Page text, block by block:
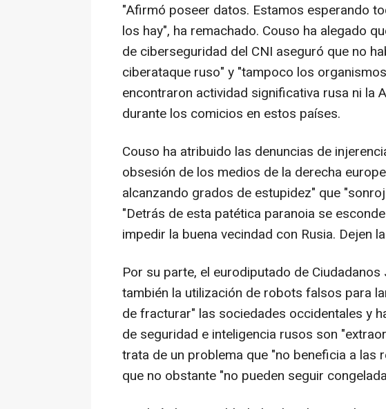
"Afirmó poseer datos. Estamos esperando
los hay", ha remachado. Couso ha alegado
de ciberseguridad del CNI aseguró que no
ciberataque ruso" y "tampoco los
encontraron actividad significativa rusa ni la
durante los comicios en estos países.
Couso ha atribuido las denuncias de
obsesión de los medios de la derecha
alcanzando grados de estupidez" que
"Detrás de esta patética paranoia se
impedir la buena vecindad con Rusia. Dejen
Por su parte, el eurodiputado de
también la utilización de robots falsos para
de fracturar" las sociedades occidentales y
de seguridad e inteligencia rusos son
trata de un problema que "no beneficia a las
que no obstante "no pueden seguir